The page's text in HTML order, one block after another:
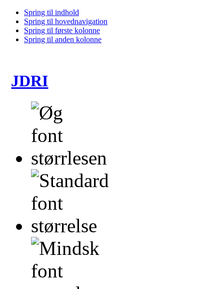
Spring til indhold
Spring til hovednavigation
Spring til første kolonne
Spring til anden kolonne
JDRI